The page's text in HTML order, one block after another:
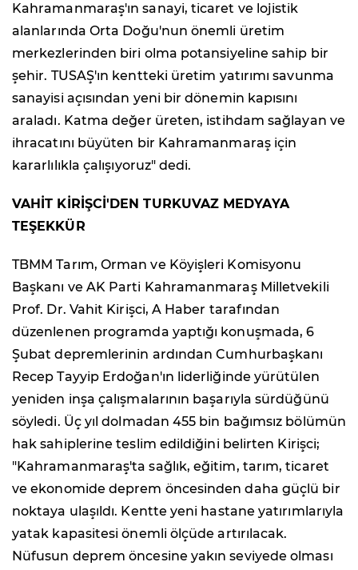
Kahramanmaraş'ın sanayi, ticaret ve lojistik
alanlarında Orta Doğu'nun önemli üretim
merkezlerinden biri olma potansiyeline sahip bir
şehir. TUSAŞ'ın kentteki üretim yatırımı savunma
sanayisi açısından yeni bir dönemin kapısını
araladı. Katma değer üreten, istihdam sağlayan ve
ihracatını büyüten bir Kahramanmaraş için
kararlılıkla çalışıyoruz" dedi.
VAHİT KİRİŞCİ'DEN TURKUVAZ MEDYAYA
TEŞEKKÜR
TBMM Tarım, Orman ve Köyişleri Komisyonu
Başkanı ve AK Parti Kahramanmaraş Milletvekili
Prof. Dr. Vahit Kirişci, A Haber tarafından
düzenlenen programda yaptığı konuşmada, 6
Şubat depremlerinin ardından Cumhurbaşkanı
Recep Tayyip Erdoğan'ın liderliğinde yürütülen
yeniden inşa çalışmalarının başarıyla sürdüğünü
söyledi. Üç yıl dolmadan 455 bin bağımsız bölümün
hak sahiplerine teslim edildiğini belirten Kirişci;
"Kahramanmaraş'ta sağlık, eğitim, tarım, ticaret
ve ekonomide deprem öncesinden daha güçlü bir
noktaya ulaşıldı. Kentte yeni hastane yatırımlarıyla
yatak kapasitesi önemli ölçüde artırılacak.
Nüfusun deprem öncesine yakın seviyede olması